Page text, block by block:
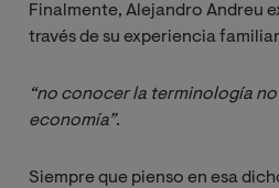
Finalmente, Alejandro Andreu
través de su experiencia
“no conocer la terminología
economía”.
Siempre que pienso en esa